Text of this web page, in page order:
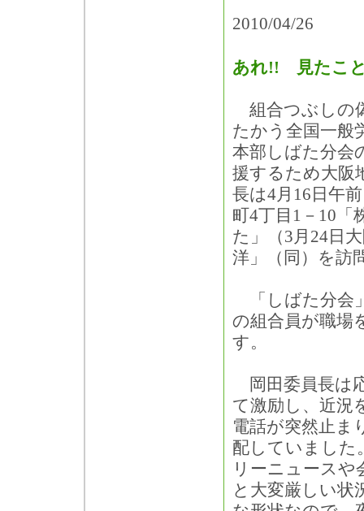
2010/04/26
あれ!! 見たこ
組合つぶしの
たかう全国一般
本部しばた分会
援するため大阪
長は4月16日午
町4丁目1－10「
た」（3月24日
洋」（同）を訪
「しばた分会
の組合員が職場
す。
岡田委員長は
て激励し、近況
電話が突然止
配していました
リーニュース
と大変厳しい状